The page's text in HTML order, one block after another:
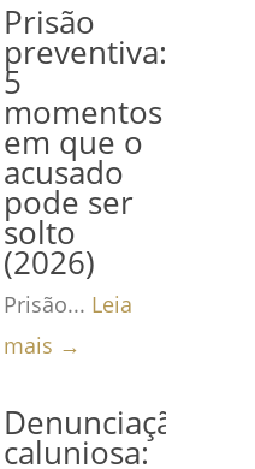
Prisão
preventiva:
5
momentos
em que o
acusado
pode ser
solto
(2026)
Prisão... Leia
mais →
Denunciação
caluniosa: